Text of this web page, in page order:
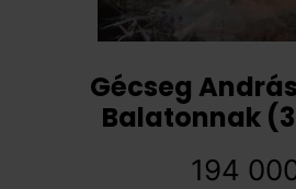
Gécseg
Balatonnak
194